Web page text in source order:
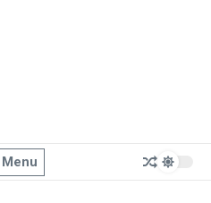
Menu